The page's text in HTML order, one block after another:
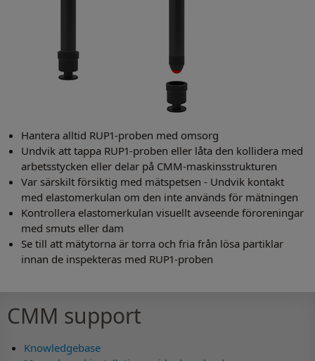
Hantera alltid RUP1-proben med omsorg
Undvik att tappa RUP1-proben eller låta den kollidera med
arbetsstycken eller delar på CMM-maskinsstrukturen
Var särskilt försiktig med mätspetsen - Undvik kontakt
med elastomerkulan om den inte används för mätningen
Kontrollera elastomerkulan visuellt avseende föroreningar
med smuts eller dam
Se till att mätytorna är torra och fria från lösa partiklar
innan de inspekteras med RUP1-proben
CMM support
Knowledgebase